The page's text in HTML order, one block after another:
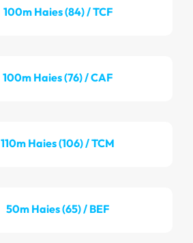
100m Haies (84) / TCF
100m Haies (76) / CAF
110m Haies (106) / TCM
50m Haies (65) / BEF